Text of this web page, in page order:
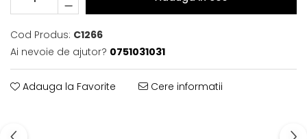
Cod Produs: C1266
Ai nevoie de ajutor? 0751031031
Adauga la Favorite Cere informatii